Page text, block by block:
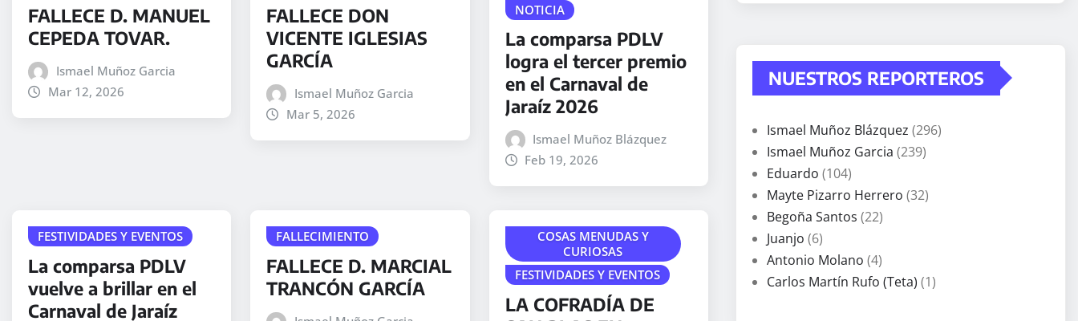
FALLECE D. MANUEL
CEPEDA TOVAR.
Ismael Muñoz Garcia
Mar 12, 2026
FALLECE DON
VICENTE IGLESIAS
GARCÍA
Ismael Muñoz Garcia
Mar 5, 2026
NOTICIA
La comparsa PDLV
logra el tercer premio
en el Carnaval de
Jaraíz 2026
Ismael Muñoz Blázquez
Feb 19, 2026
FESTIVIDADES Y EVENTOS
La comparsa PDLV
vuelve a brillar en el
Carnaval de Jaraíz
FALLECIMIENTO
FALLECE D. MARCIAL
TRANCÓN GARCÍA
COSAS MENUDAS Y
CURIOSAS
FESTIVIDADES Y EVENTOS
LA COFRADÍA DE
NUESTROS REPORTEROS
Ismael Muñoz Blázquez (296)
Ismael Muñoz Garcia (239)
Eduardo (104)
Mayte Pizarro Herrero (32)
Begoña Santos (22)
Juanjo (6)
Antonio Molano (4)
Carlos Martín Rufo (Teta) (1)